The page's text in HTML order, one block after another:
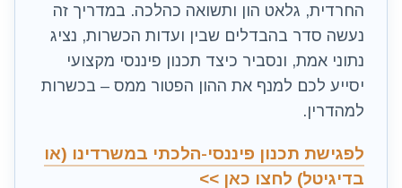
החרדית, גלאט הון ותשואה כהלכה. במדריך זה
נעשה סדר בהבדלים שבין ועדות הכשרות, נציג
נתוני אמת, ונסביר כיצד תכנון פיננסי מקצועי
יסייע לכם למנף את ההון הפטור ממס – בכשרות
למהדרין.
לפגישת תכנון פיננסי-הלכתי במשרדינו (או
בדיגיטל) לחצו כאן >>